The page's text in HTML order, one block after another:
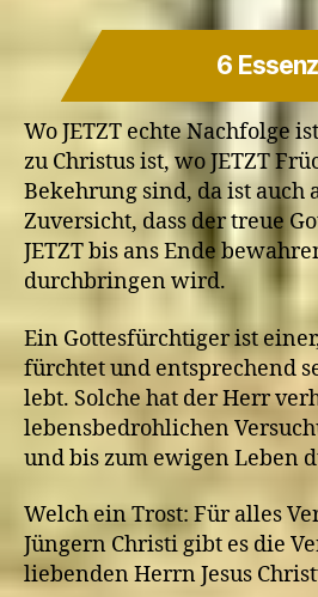
6 Essenz
Wo JETZT echte Nachfolge
zu Christus ist, wo JETZT
Bekehrung sind, da ist auch
Zuversicht, dass der treue
JETZT bis ans Ende
durchbringen wird.
Ein Gottesfürchtiger ist
fürchtet und entsprechend
lebt. Solche hat der Herr
lebensbedrohlichen
und bis zum ewigen Leben
Welch ein Trost: Für alles
Jüngern Christi gibt es die
liebenden Herrn Jesus